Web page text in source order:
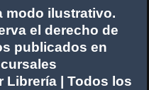
modo ilustrativo.
el derecho de
publicados en
Librería | Todos los